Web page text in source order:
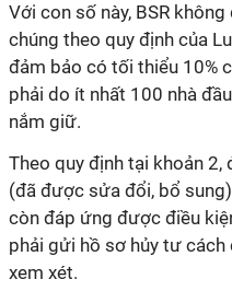
Với con số này, BSR
chúng theo quy định của
đảm bảo có tối thiểu 10%
phải do ít nhất 100 nhà
nắm giữ.
Theo quy định tại khoản 2,
(đã được sửa đổi, bổ
còn đáp ứng được điều
phải gửi hồ sơ hủy tư cách
xem xét.